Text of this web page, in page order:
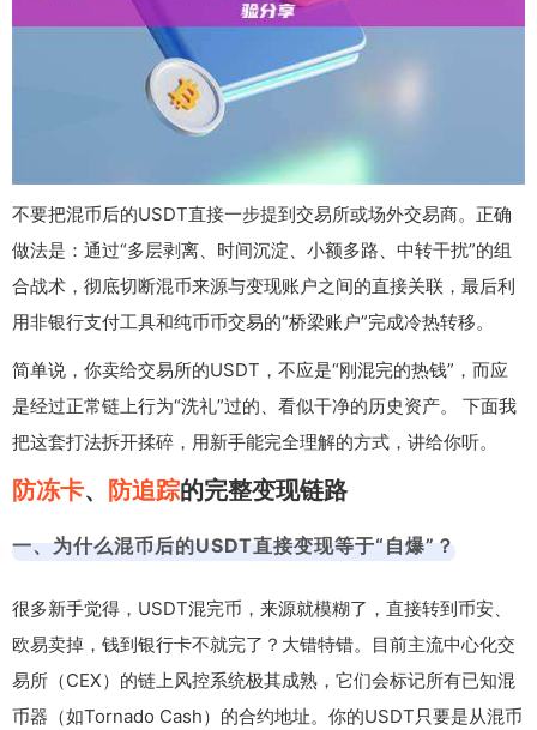
不要把混币后的USDT直接一步提到交易所或场外交易商。正确
做法是：通过“多层剥离、时间沉淀、小额多路、中转干扰”的组
合战术，彻底切断混币来源与变现账户之间的直接关联，最后利
用非银行支付工具和纯币币交易的“桥梁账户”完成冷热转移。
简单说，你卖给交易所的USDT，不应是“刚混完的热钱”，而应
是经过正常链上行为“洗礼”过的、看似干净的历史资产。 下面我
把这套打法拆开揉碎，用新手能完全理解的方式，讲给你听。
防冻卡、 防追踪的完整变现链路
一、为什么混币后的USDT直接变现等于“自爆”？
很多新手觉得，USDT混完币，来源就模糊了，直接转到币安、
欧易卖掉，钱到银行卡不就完了？大错特错。目前主流中心化交
易所（CEX）的链上风控系统极其成熟，它们会标记所有已知混
币器（如Tornado Cash）的合约地址。你的USDT只要是从混币